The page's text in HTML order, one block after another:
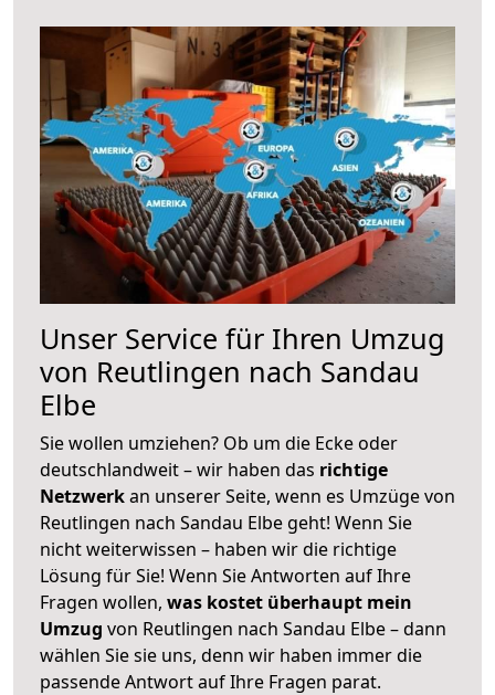
Unser Service für Ihren Umzug
von Reutlingen nach Sandau
Elbe
Sie wollen umziehen? Ob um die Ecke oder
deutschlandweit – wir haben das richtige
Netzwerkan unserer Seite, wenn es Umzüge von
Reutlingen nach Sandau Elbe geht! Wenn Sie
nicht weiterwissen – haben wir die richtige
Lösung für Sie! Wenn Sie Antworten auf Ihre
Fragen wollen, was kostet überhaupt mein
Umzug von Reutlingen nach Sandau Elbe – dann
wählen Sie sie uns, denn wir haben immer die
passende Antwort auf Ihre Fragen parat.